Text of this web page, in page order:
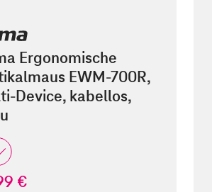
Ergonomische
EWM-700R,
Device, kabellos,
€